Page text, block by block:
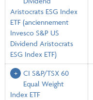
Aristocrats ESG Index
ETF (anciennement
Invesco S&P US
Dividend Aristocrats
ESG Index ETF)
CI S&P/TSX 60
Equal Weight
Index ETF